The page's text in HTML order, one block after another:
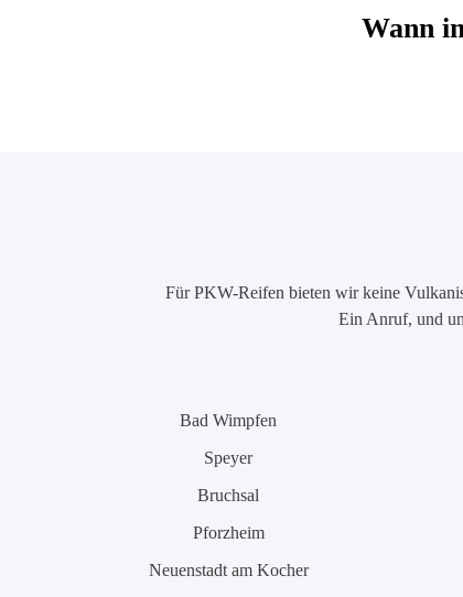
Wann
Für PKW-Reifen bieten wir keine
Ein Anruf, und
Bad Wimpfen
Speyer
Bruchsal
Pforzheim
Neuenstadt am Kocher